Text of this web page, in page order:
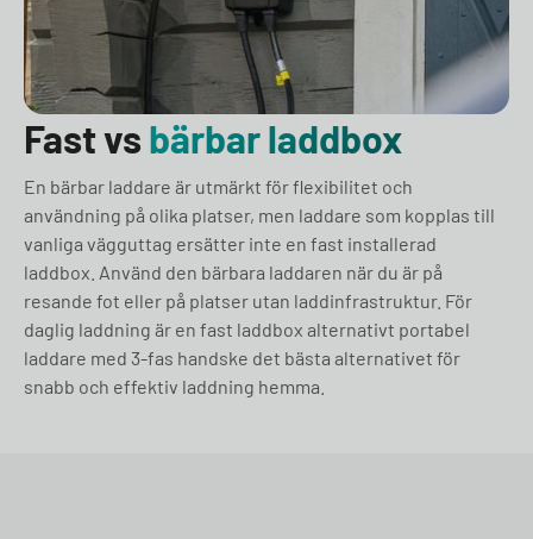
Fast vs bärbar laddbox
En bärbar laddare är utmärkt för flexibilitet och
användning på olika platser, men laddare som kopplas till
vanliga vägguttag ersätter inte en fast installerad
laddbox. Använd den bärbara laddaren när du är på
resande fot eller på platser utan laddinfrastruktur. För
daglig laddning är en fast laddbox alternativt portabel
laddare med 3-fas handske det bästa alternativet för
snabb och effektiv laddning hemma.